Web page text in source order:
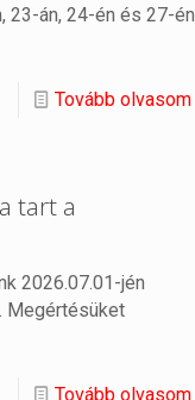
23-án, 24-én és 27-én
Tovább olvasom
tart a
2026.07.01-jén
Megértésüket
Tovább olvasom